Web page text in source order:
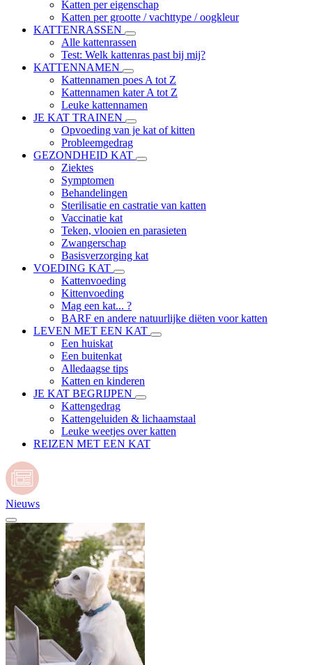
Katten per eigenschap
Katten per grootte / vachttype / oogkleur
KATTENRASSEN
Alle kattenrassen
Test: Welk kattenras past bij mij?
KATTENNAMEN
Kattennamen poes A tot Z
Kattennamen kater A tot Z
Leuke kattennamen
JE KAT TRAINEN
Opvoeding van je kat of kitten
Probleemgedrag
GEZONDHEID KAT
Ziektes
Symptomen
Behandelingen
Sterilisatie en castratie van katten
Vaccinatie kat
Teken, vlooien en parasieten
Zwangerschap
Basisverzorging kat
VOEDING KAT
Kattenvoeding
Kittenvoeding
Mag een kat... ?
BARF en andere natuurlijke diëten voor katten
LEVEN MET EEN KAT
Een huiskat
Een buitenkat
Alledaagse tips
Katten en kinderen
JE KAT BEGRIJPEN
Kattengedrag
Kattengeluiden & lichaamstaal
Leuke weetjes over katten
REIZEN MET EEN KAT
Nieuws